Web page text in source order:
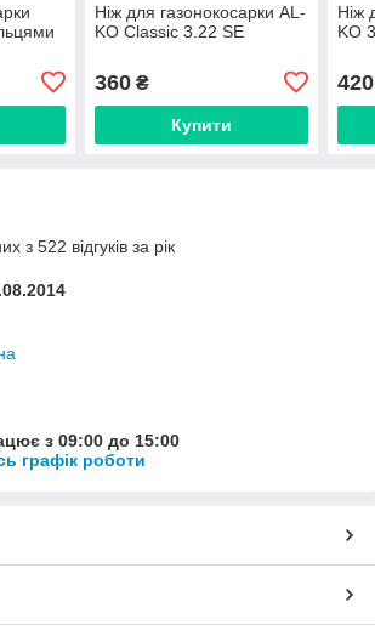
Ніж для газонокосарки AL-
KO Classic 3.22 SE
360₴
Купити
Ніж
KO
420
з 522 відгуків за рік
з 09:00 до 15:00
графік роботи